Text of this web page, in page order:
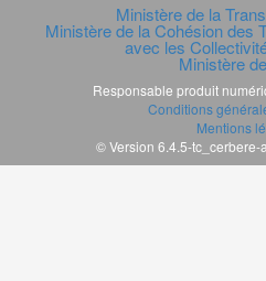
Ministère de la
Ministère de la Cohésion des
avec les
Ministère
Responsable produit
Conditions
Mentions
© Version 6.4.5-